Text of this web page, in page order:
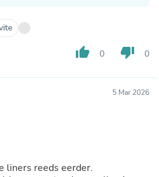
thumb_up 0 thumb_down 0
5 Mar 2026
liners reeds eerder.